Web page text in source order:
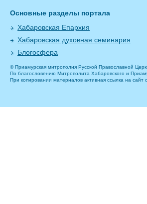
Основные разделы портала
Хабаровская Епархия
Хабаровская духовная семинария
Блогосфера
© Приамурская митрополия Русской Православной
По благословению Митрополита Хабаровского и
При копировании материалов активная ссылка на сайт